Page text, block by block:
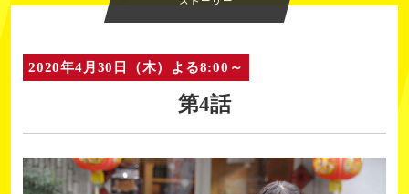
2020年4月30日（木）よる8:00～
第4話